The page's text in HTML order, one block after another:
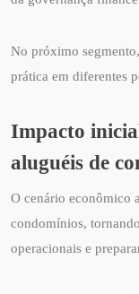
No próximo
prática em diferentes
Impacto
aluguéis de
O cenário econômico
condomínios,
operacionais e